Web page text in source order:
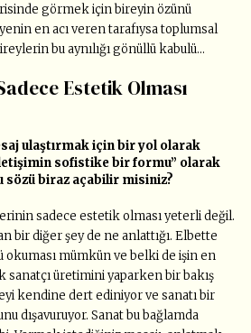
görmek için bireyin özünü
en acı veren tarafıysa toplumsal
bu aynılığı gönüllü kabulü…
Estetik Olması
ulaştırmak için bir yol olarak
sofistike bir formu” olarak
sözü biraz açabilir misiniz?
sadece estetik olması yeterli değil.
bir diğer şey de ne anlattığı. Elbette
okuması mümkün ve belki de işin en
sanatçı üretimini yaparken bir bakış
kendine dert ediniyor ve sanatı bir
dışavuruyor. Sanat bu bağlamda